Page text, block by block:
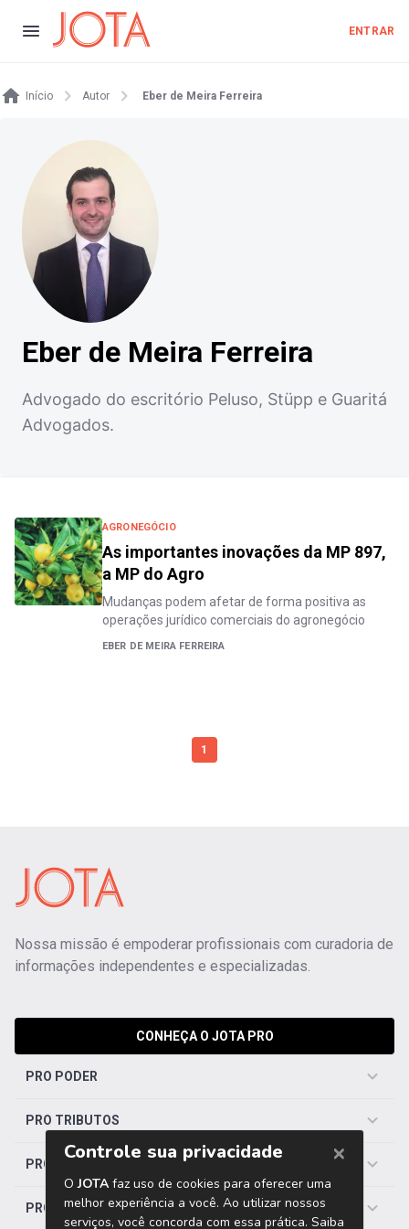
ENTRAR
Início Autor Eber de Meira Ferreira
Eber de Meira Ferreira
Advogado do escritório Peluso, Stüpp e Guaritá
Advogados.
AGRONEGÓCIO
As importantes inovações da MP 897,
a MP do Agro
Mudanças podem afetar de forma positiva as
operações jurídico comerciais do agronegócio
EBER DE MEIRA FERREIRA
1
Nossa missão é empoderar profissionais com curadoria de
informações independentes e especializadas.
CONHEÇA O JOTA PRO
PRO PODER
PRO TRIBUTOS
PRO TRABALHISTA
PRO SAÚDE